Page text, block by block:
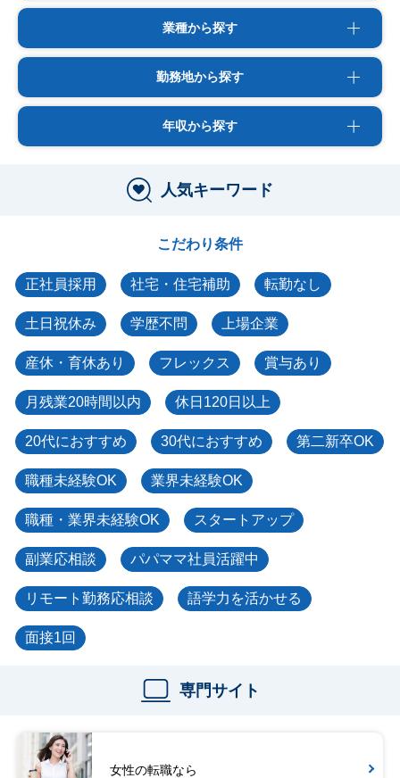
業種から探す
勤務地から探す
年収から探す
人気キーワード
こだわり条件
正社員採用 社宅・住宅補助 転勤なし
土日祝休み 学歴不問 上場企業
産休・育休あり フレックス 賞与あり
月残業20時間以内 休日120日以上
20代におすすめ 30代におすすめ 第二新卒OK
職種未経験OK 業界未経験OK
職種・業界未経験OK スタートアップ
副業応相談 パパママ社員活躍中
リモート勤務応相談 語学力を活かせる
面接1回
専門サイト
女性の転職なら